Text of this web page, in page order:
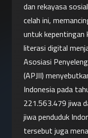
dan rekayasa
celah ini,
untuk kepentingan
literasi digital
Asosiasi
(APJII)
Indonesia pada
221.563.479 jiwa
jiwa penduduk
tersebut juga